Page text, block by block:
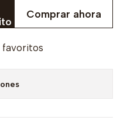
Comprar ahora
favoritos